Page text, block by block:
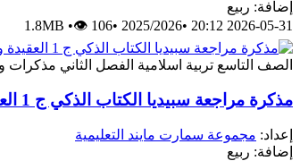
إضافة: ربيع
2026-05-31 20:12
•
2025/2026
•
1.8MB •👁 106
الصف التاسع تربية اسلامية الفصل الثاني مذكرات
مذكرة مراجعة سبيديا الكتاب الذكي ج 1 العقيدة والسيرة النبوية
إعداد: مجموعة سمارت مايند التعليمية
إضافة: ربيع